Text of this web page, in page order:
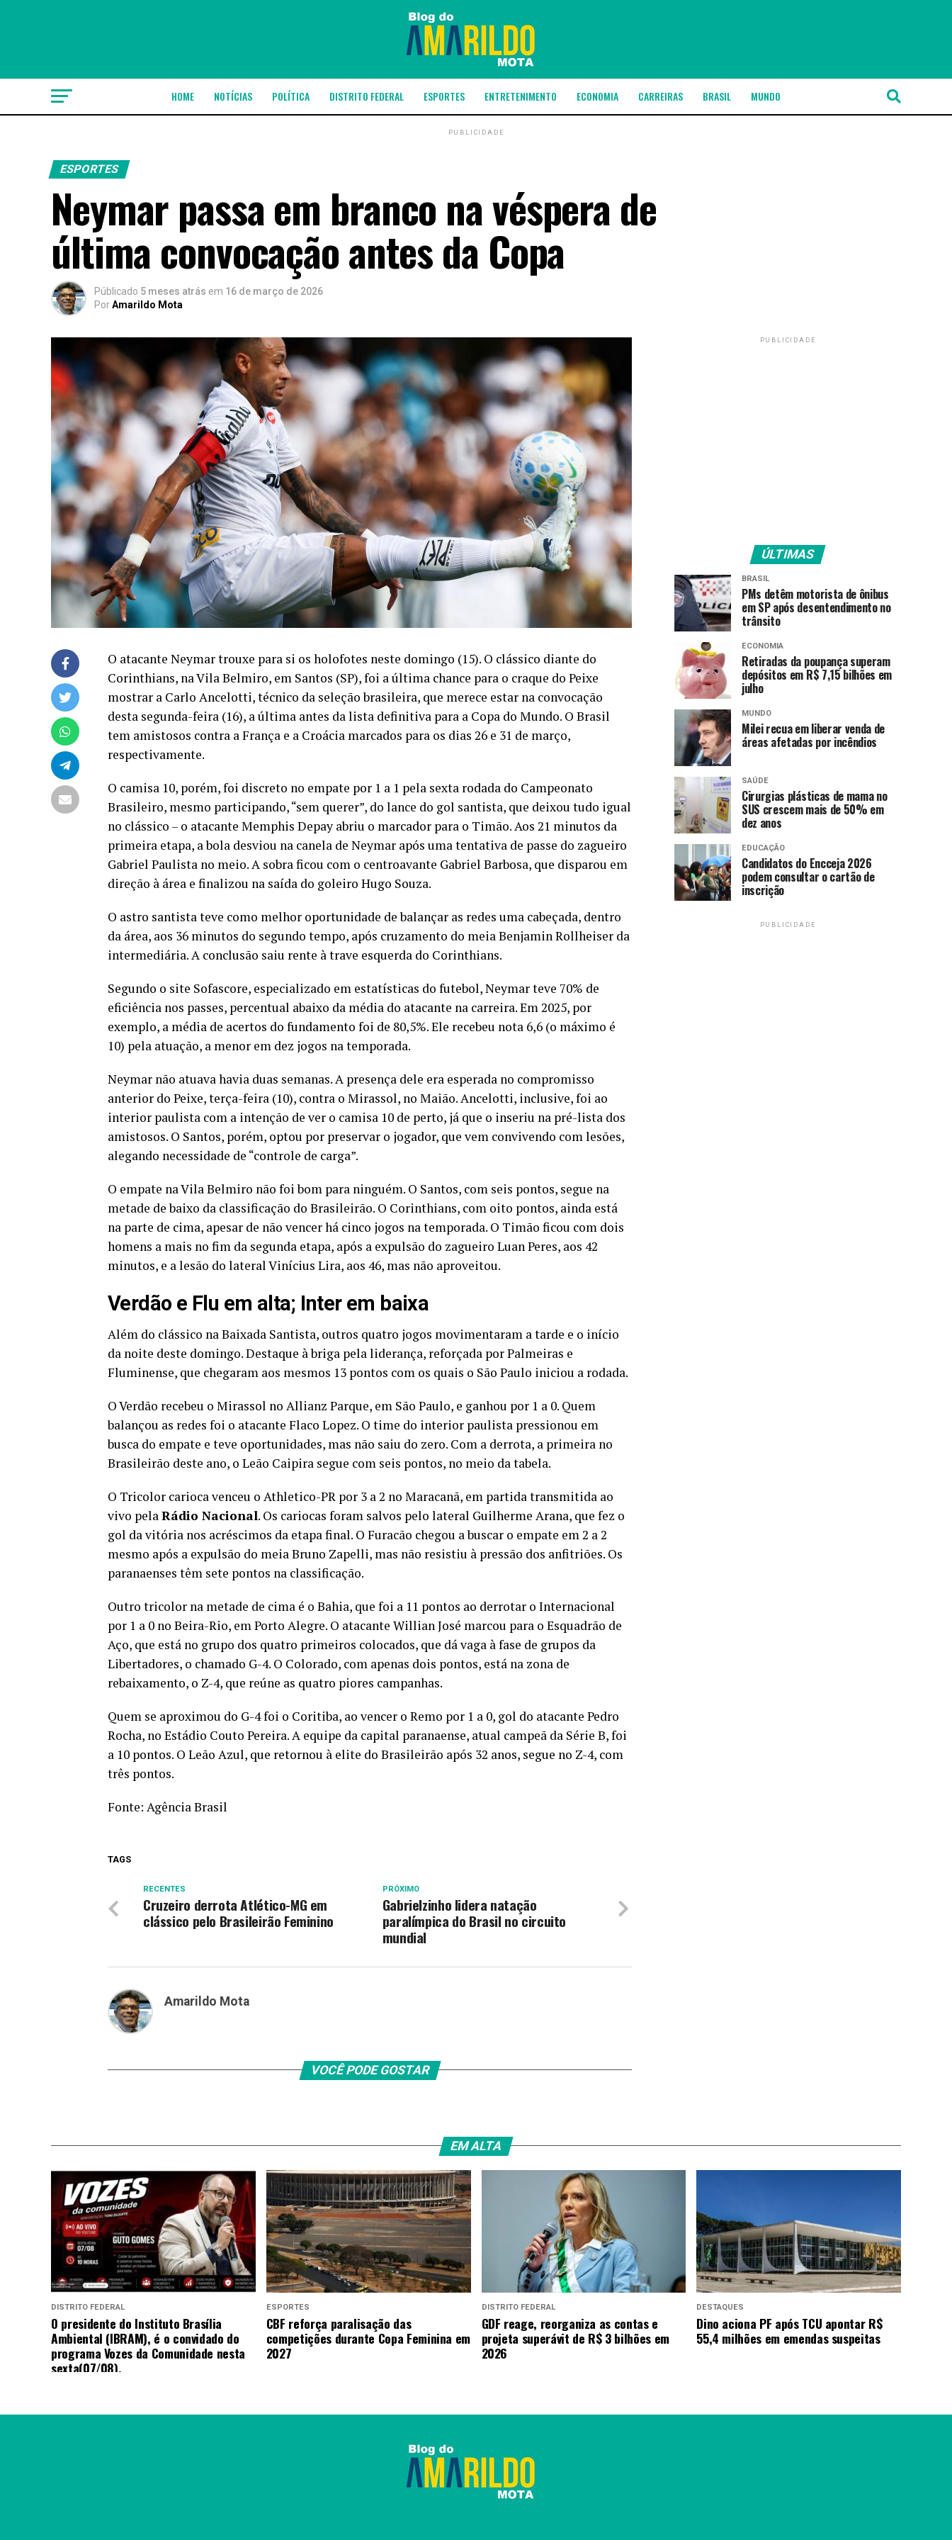
HOME NOTÍCIAS POLÍTICA DISTRITO FEDERAL ESPORTES ENTRETENIMENTO ECONOMIA CARREIRAS BRASIL MUNDO
PUBLICIDADE
ESPORTES
Neymar passa em branco na véspera de
última convocação antes da Copa
Públicado 5 meses atrás em 16 de março de 2026
PorAmarildo Mota
O atacante Neymar trouxe para si os holofotes neste domingo (15). O clássico diante do
Corinthians, na Vila Belmiro, em Santos (SP), foi a última chance para o craque do Peixe
mostrar a Carlo Ancelotti, técnico da seleção brasileira, que merece estar na convocação
desta segunda-feira (16), a última antes da lista definitiva para a Copa do Mundo. O Brasil
tem amistosos contra a França e a Croácia marcados para os dias 26 e 31 de março,
respectivamente.
O camisa 10, porém, foi discreto no empate por 1 a 1 pela sexta rodada do Campeonato
Brasileiro, mesmo participando, “sem querer”, do lance do gol santista, que deixou tudo igual
no clássico – o atacante Memphis Depay abriu o marcador para o Timão. Aos 21 minutos da
primeira etapa, a bola desviou na canela de Neymar após uma tentativa de passe do zagueiro
Gabriel Paulista no meio. A sobra ficou com o centroavante Gabriel Barbosa, que disparou em
direção à área e finalizou na saída do goleiro Hugo Souza.
O astro santista teve como melhor oportunidade de balançar as redes uma cabeçada, dentro
da área, aos 36 minutos do segundo tempo, após cruzamento do meia Benjamin Rollheiser da
intermediária. A conclusão saiu rente à trave esquerda do Corinthians.
Segundo o site Sofascore, especializado em estatísticas do futebol, Neymar teve 70% de
eficiência nos passes, percentual abaixo da média do atacante na carreira. Em 2025, por
exemplo, a média de acertos do fundamento foi de 80,5%. Ele recebeu nota 6,6 (o máximo é
10) pela atuação, a menor em dez jogos na temporada.
Neymar não atuava havia duas semanas. A presença dele era esperada no compromisso
anterior do Peixe, terça-feira (10), contra o Mirassol, no Maião. Ancelotti, inclusive, foi ao
interior paulista com a intenção de ver o camisa 10 de perto, já que o inseriu na pré-lista dos
amistosos. O Santos, porém, optou por preservar o jogador, que vem convivendo com lesões,
alegando necessidade de “controle de carga”.
O empate na Vila Belmiro não foi bom para ninguém. O Santos, com seis pontos, segue na
metade de baixo da classificação do Brasileirão. O Corinthians, com oito pontos, ainda está
na parte de cima, apesar de não vencer há cinco jogos na temporada. O Timão ficou com dois
homens a mais no fim da segunda etapa, após a expulsão do zagueiro Luan Peres, aos 42
minutos, e a lesão do lateral Vinícius Lira, aos 46, mas não aproveitou.
Verdão e Flu em alta; Inter em baixa
Além do clássico na Baixada Santista, outros quatro jogos movimentaram a tarde e o início
da noite deste domingo. Destaque à briga pela liderança, reforçada por Palmeiras e
Fluminense, que chegaram aos mesmos 13 pontos com os quais o São Paulo iniciou a rodada.
O Verdão recebeu o Mirassol no Allianz Parque, em São Paulo, e ganhou por 1 a 0. Quem
balançou as redes foi o atacante Flaco Lopez. O time do interior paulista pressionou em
busca do empate e teve oportunidades, mas não saiu do zero. Com a derrota, a primeira no
Brasileirão deste ano, o Leão Caipira segue com seis pontos, no meio da tabela.
O Tricolor carioca venceu o Athletico-PR por 3 a 2 no Maracanã, em partida transmitida ao
vivo pelaRádio Nacional. Os cariocas foram salvos pelo lateral Guilherme Arana, que fez o
gol da vitória nos acréscimos da etapa final. O Furacão chegou a buscar o empate em 2 a 2
mesmo após a expulsão do meia Bruno Zapelli, mas não resistiu à pressão dos anfitriões. Os
paranaenses têm sete pontos na classificação.
Outro tricolor na metade de cima é o Bahia, que foi a 11 pontos ao derrotar o Internacional
por 1 a 0 no Beira-Rio, em Porto Alegre. O atacante Willian José marcou para o Esquadrão de
Aço, que está no grupo dos quatro primeiros colocados, que dá vaga à fase de grupos da
Libertadores, o chamado G-4. O Colorado, com apenas dois pontos, está na zona de
rebaixamento, o Z-4, que reúne as quatro piores campanhas.
Quem se aproximou do G-4 foi o Coritiba, ao vencer o Remo por 1 a 0, gol do atacante Pedro
Rocha, no Estádio Couto Pereira. A equipe da capital paranaense, atual campeã da Série B, foi
a 10 pontos. O Leão Azul, que retornou à elite do Brasileirão após 32 anos, segue no Z-4, com
três pontos.
Fonte: Agência Brasil
TAGS
PRÓXIMO
Gabrielzinho lidera natação
paralímpica do Brasil no circuito
mundial
RECENTES
Cruzeiro derrota Atlético-MG em
clássico pelo Brasileirão Feminino
Amarildo Mota
VOCÊ PODE GOSTAR
PUBLICIDADE
ÚLTIMAS
BRASIL
PMs detêm motorista de ônibus
em SP após desentendimento no
trânsito
ECONOMIA
Retiradas da poupança superam
depósitos em R$ 7,15 bilhões em
julho
MUNDO
Milei recua em liberar venda de
áreas afetadas por incêndios
SAÚDE
Cirurgias plásticas de mama no
SUS crescem mais de 50% em
dez anos
EDUCAÇÃO
Candidatos do Encceja 2026
podem consultar o cartão de
inscrição
PUBLICIDADE
EM ALTA
DISTRITO FEDERAL
O presidente do Instituto Brasília
Ambiental (IBRAM), é o convidado do
programa Vozes da Comunidade nesta
sexta(07/08).
ESPORTES
CBF reforça paralisação das
competições durante Copa Feminina em
2027
DISTRITO FEDERAL
GDF reage, reorganiza as contas e
projeta superávit de R$ 3 bilhões em
2026
DESTAQUES
Dino aciona PF após TCU apontar R$
55,4 milhões em emendas suspeitas